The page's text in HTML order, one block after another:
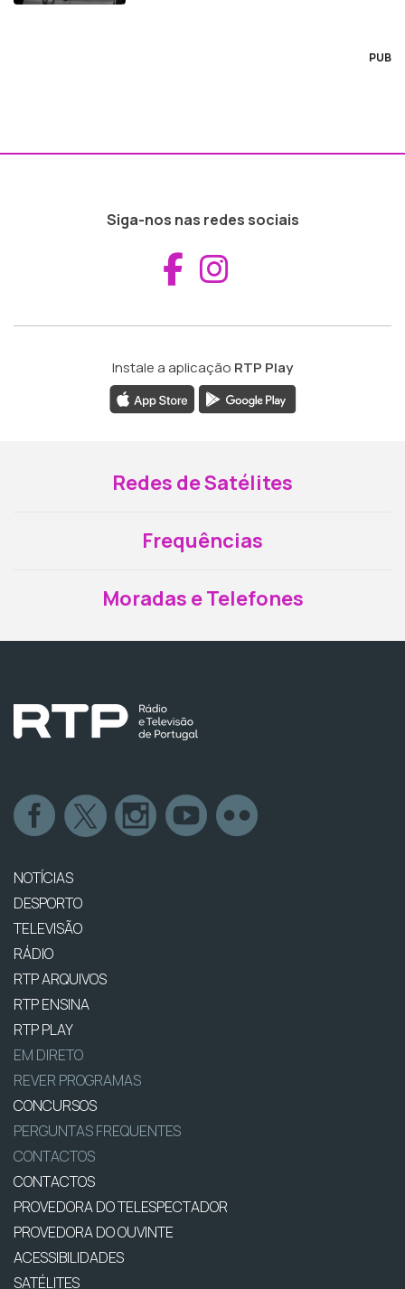
PUB
Siga-nos nas redes sociais
Aceder ao
Instale a aplicação RTP Play
Redes de Satélites
Frequências
Moradas e Telefones
NOTÍCIAS
DESPORTO
TELEVISÃO
RÁDIO
RTP ARQUIVOS
RTP ENSINA
RTP PLAY
EM DIRETO
REVER PROGRAMAS
CONCURSOS
PERGUNTAS FREQUENTES
CONTACTOS
CONTACTOS
PROVEDORA DO TELESPECTADOR
PROVEDORA DO OUVINTE
ACESSIBILIDADES
SATÉLITES